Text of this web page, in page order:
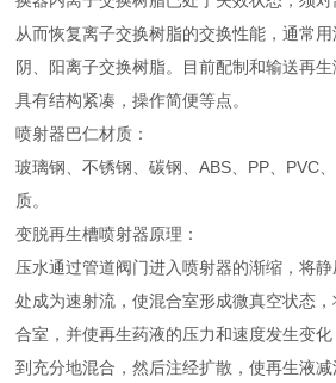
从而恢复离子交换树脂的交换性能，通常
阴、阳离子交换树脂。目前配制和输送再
具有结构紧凑，操作简便等点。
喷射器巴仁材质：
玻璃钢、不锈钢、碳钢、ABS、PP、PVC
质。
变脱再生槽喷射器原理：
压水通过管道阀门进入喷射器的渐缩，将
处成为速射流，使混合室形成微真空状态
合室，并使再生药液的压力和速度发生变
到充分地混合，然后注经扩散，使再生液